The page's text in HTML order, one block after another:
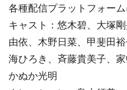
各種配信プラットフォー
キャスト：悠木碧、大塚
由依、木野日菜、甲斐田
海ひろき、斉藤貴美子、
かぬか光明